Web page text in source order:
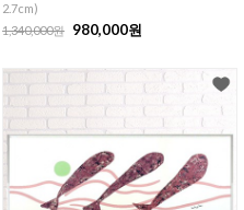
2.7cm)
1,340,000원
980,000원